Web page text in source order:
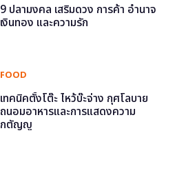
9 ปลามงคล เสริมดวง การค้า อำนาจ
เงินทอง และความรัก
FOOD
เทคนิคตั้งโต๊ะ ไหว้บ๊ะจ่าง กุศโลบาย
ถนอมอาหารและการแสดงความ
กตัญญู